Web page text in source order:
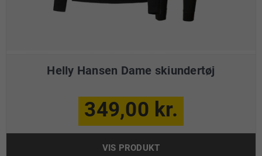
Helly Hansen Dame skiundertøj
349,00 kr.
VIS PRODUKT